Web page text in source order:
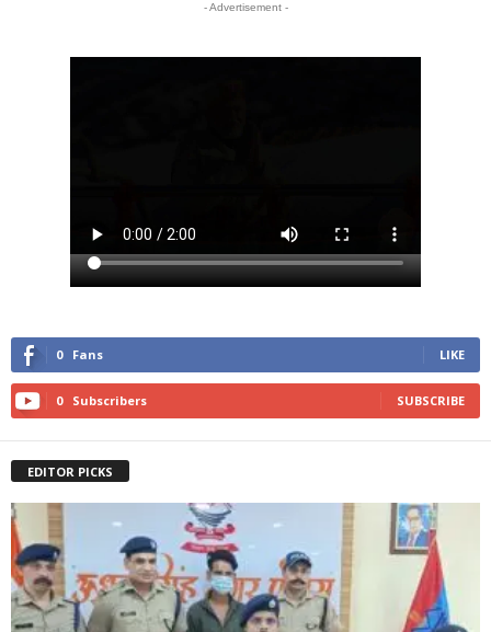
- Advertisement -
0 Fans LIKE
0 Subscribers SUBSCRIBE
EDITOR PICKS